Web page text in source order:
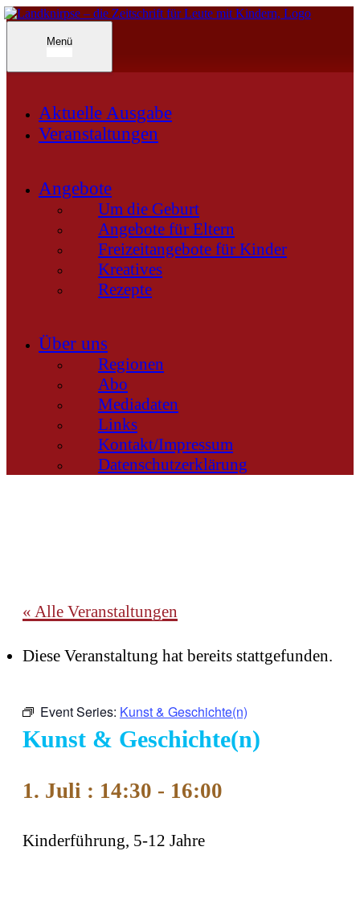
Inhalte
überspringen
Menü
Aktuelle Ausgabe
Veranstaltungen
Angebote
Um die Geburt
Angebote für Eltern
Freizeitangebote für Kinder
Kreatives
Rezepte
Über uns
Regionen
Abo
Mediadaten
Links
Kontakt/Impressum
Datenschutzerklärung
« Alle Veranstaltungen
Diese Veranstaltung hat bereits stattgefunden.
Event Series: Kunst & Geschichte(n)
Kunst & Geschichte(n)
1. Juli : 14:30 - 16:00
Kinderführung, 5-12 Jahre